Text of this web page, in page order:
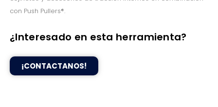
con Push Pullers®.
¿Interesado en esta herramienta?
¡CONTACTANOS!